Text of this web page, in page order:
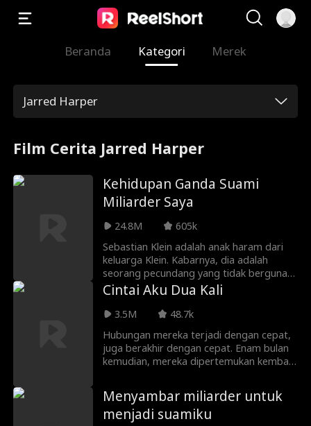
Beranda Kategori Merek
Jarred Harper
Film Cerita Jarred Harper
Kehidupan Ganda Suami
Miliarder Saya
24.8M
605k
Sebastian Klein adalah anak haram dari
keluarga Klein. Kabarnya, dia adalah
seorang pecundang yang tidak berguna
dan baru saja bebas dari penjara. Tidak
menikahinya, sampai Natalie Quinn
tahu... dia sebenarnya menikahi seorang
miliarder yang menyimpan rahasia! Apa
yang akan terjadi ketika dia mengetahui
adalah... mengapa Sebastian Klein
menyembunyikan identitasnya pada
awalnya?!
Cintai Aku Dua Kali
3.5M
48.7k
Hubungan mereka terjadi dengan cepat,
juga berakhir dengan cepat. Enam bulan
kemudian, mereka dipertemukan kembali
wanita di mana pria itu menjadi
pendamping pria. Saat perasaan mereka
yang belum terselesaikan muncul kembali,
Menyambar miliarder untuk
menjadi suamiku